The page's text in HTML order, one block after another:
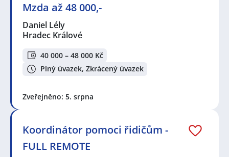
Mzda až 48 000,-
Daniel Lély
Hradec Králové
40 000 – 48 000 Kč
Plný úvazek, Zkrácený úvazek
Zveřejněno: 5. srpna
Koordinátor pomoci řidičům -
FULL REMOTE